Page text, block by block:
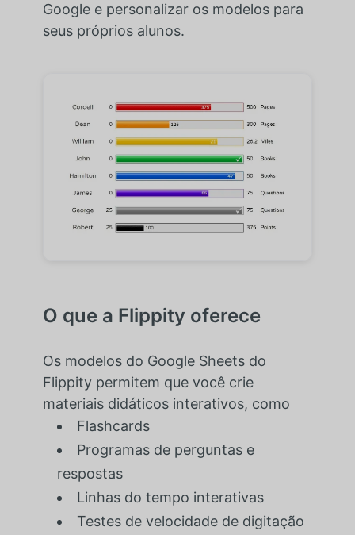
Google e personalizar os modelos para
seus próprios alunos.
O que a Flippity oferece
Os modelos do Google Sheets do
Flippity permitem que você crie
materiais didáticos interativos, como
Flashcards
Programas de perguntas e
respostas
Linhas do tempo interativas
Testes de velocidade de digitação